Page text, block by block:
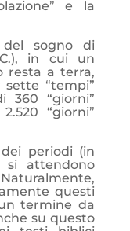
e la
sogno di
in cui un
resta a terra,
“tempi”
360 “giorni”
“giorni”
periodi (in
attendono
questi
termine da
su questo